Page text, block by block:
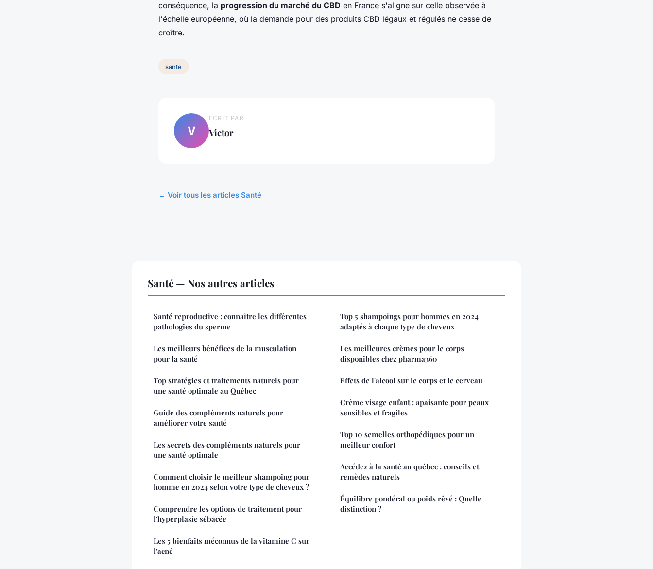
conséquence, la progression du marché du CBD en France s'aligne sur celle observée à
l'échelle européenne, où la demande pour des produits CBD légaux et régulés ne cesse de
croître.
sante
V
ECRIT PAR
Victor
← Voir tous les articles Santé
Santé — Nos autres articles
Santé reproductive : connaître les différentes
pathologies du sperme
Les meilleurs bénéfices de la musculation
pour la santé
Top stratégies et traitements naturels pour
une santé optimale au Québec
Guide des compléments naturels pour
améliorer votre santé
Les secrets des compléments naturels pour
une santé optimale
Comment choisir le meilleur shampoing pour
homme en 2024 selon votre type de cheveux ?
Comprendre les options de traitement pour
l'hyperplasie sébacée
Les 5 bienfaits méconnus de la vitamine C sur
l'acné
Top 5 shampoings pour hommes en 2024
adaptés à chaque type de cheveux
Les meilleures crèmes pour le corps
disponibles chez pharma360
Effets de l'alcool sur le corps et le cerveau
Crème visage enfant : apaisante pour peaux
sensibles et fragiles
Top 10 semelles orthopédiques pour un
meilleur confort
Accédez à la santé au québec : conseils et
remèdes naturels
Équilibre pondéral ou poids rêvé : Quelle
distinction ?